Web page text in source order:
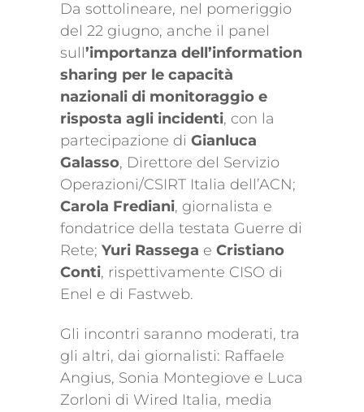
Da sottolineare, nel pomeriggio
del 22 giugno, anche il panel
sull’importanza dell’information
sharing per le capacità
nazionali di monitoraggio e
risposta agli incidenti, con la
partecipazione di Gianluca
Galasso, Direttore del Servizio
Operazioni/CSIRT Italia dell’ACN;
Carola Frediani, giornalista e
fondatrice della testata Guerre di
Rete; Yuri Rassega e Cristiano
Conti, rispettivamente CISO di
Enel e di Fastweb.
Gli incontri saranno moderati, tra
gli altri, dai giornalisti: Raffaele
Angius, Sonia Montegiove e Luca
Zorloni di Wired Italia, media